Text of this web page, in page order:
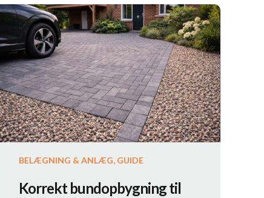
BELÆGNING & ANLÆG, GUIDE
Korrekt bundopbygning til